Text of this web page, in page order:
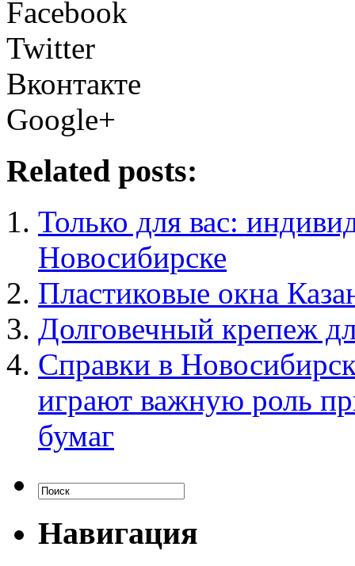
Facebook
Twitter
Вконтакте
Google+
Related posts:
Только для вас:
Новосибирске
Пластиковые окна
Долговечный крепеж
Справки в
играют важную роль
бумаг
Навигация